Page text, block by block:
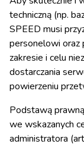
techniczną (np.
SPEED musi
personelowi oraz
zakresie i celu
dostarczania
powierzeniu
Podstawą
we wskazanych
administratora